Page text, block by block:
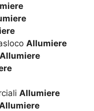
Allumiere
Allumiere
Allumiere
Allumiere